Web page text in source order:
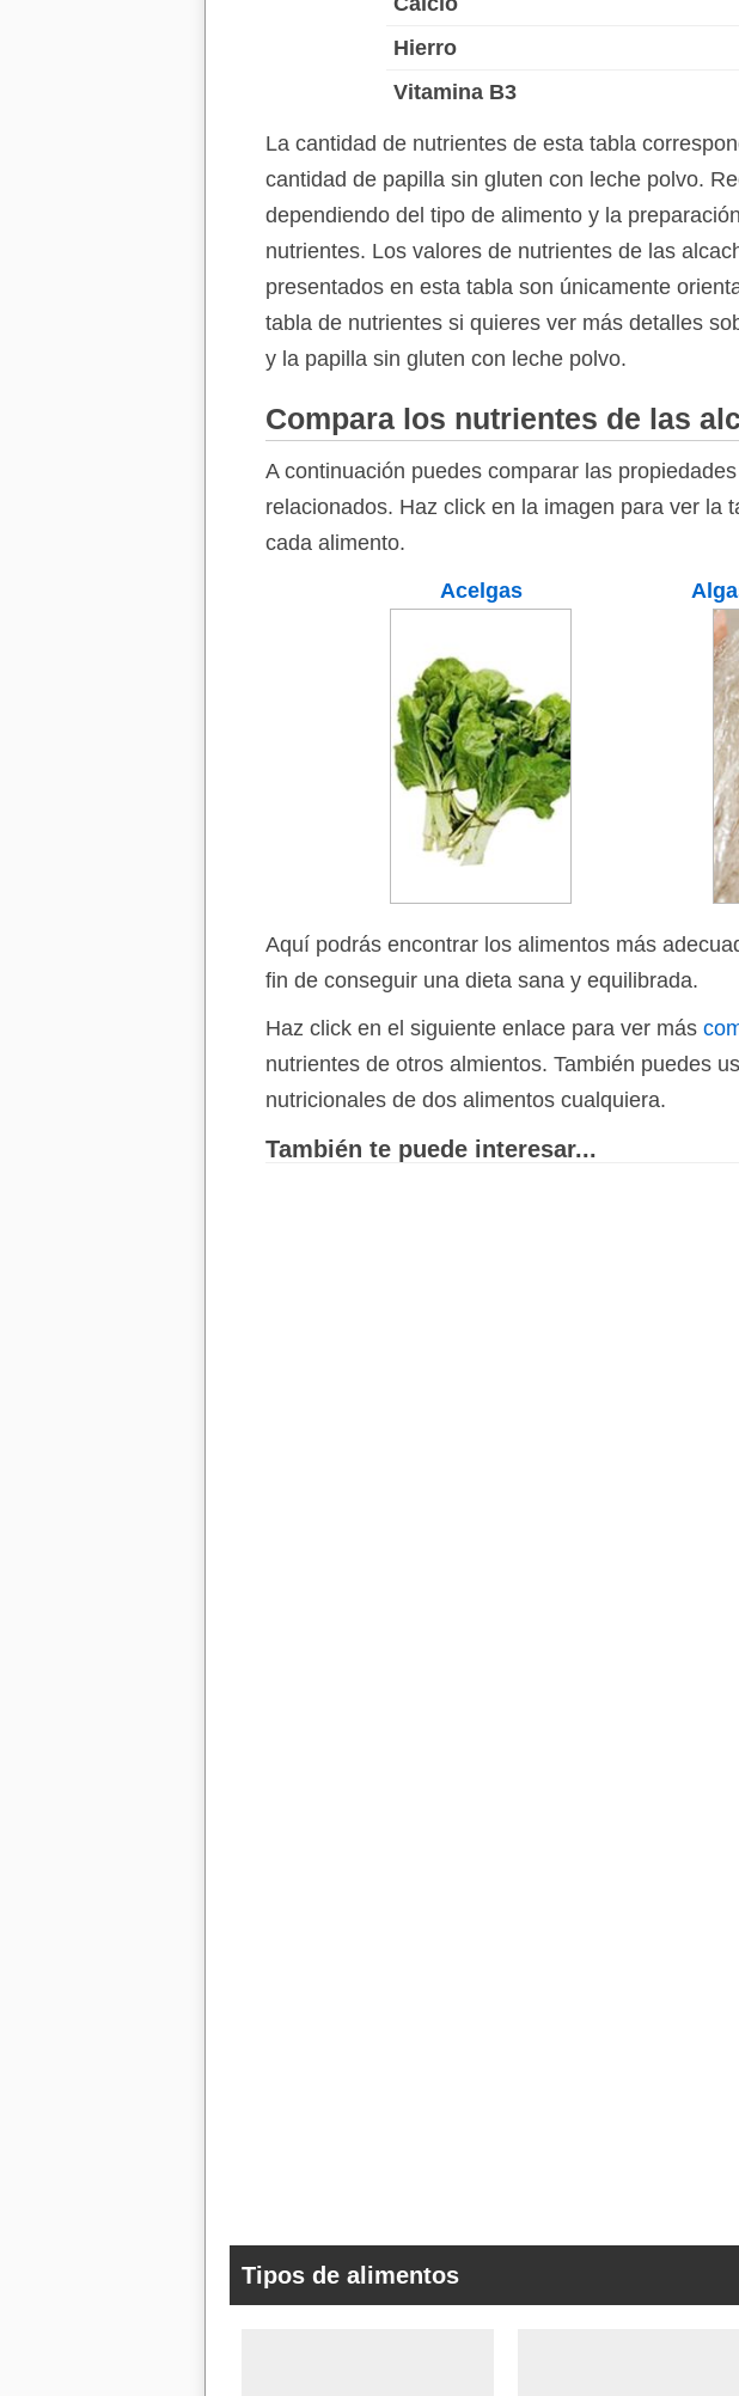
Hierro
Vitamina B3
La cantidad de nutrientes de esta tabla
cantidad de papilla sin gluten con leche polvo.
dependiendo del tipo de alimento y la
nutrientes. Los valores de nutrientes de las
presentados en esta tabla son únicamente
tabla de nutrientes si quieres ver más detalles
y la papilla sin gluten con leche polvo.
Compara los nutrientes de las
A continuación puedes comparar las
relacionados. Haz click en la imagen para ver la
cada alimento.
Acelgas
Aquí podrás encontrar los alimentos más
fin de conseguir una dieta sana y equilibrada.
Haz click en el siguiente enlace para ver más
nutrientes de otros almientos. También puedes
nutricionales de dos alimentos cualquiera.
También te puede interesar...
Tipos de alimentos